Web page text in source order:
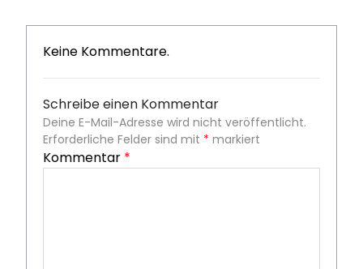
Keine Kommentare.
Schreibe einen Kommentar
Deine E-Mail-Adresse wird nicht veröffentlicht.
Erforderliche Felder sind mit * markiert
Kommentar *